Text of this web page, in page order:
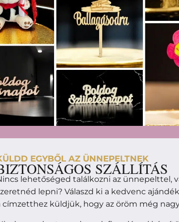
EGYBŐL AZ ÜNNEPELTNEK
SZÁLLÍTÁS
lehetőséged találkozni az ünnepelttel,
lepni? Válaszd ki a kedvenc
címzetthez küldjük, hogy az öröm még